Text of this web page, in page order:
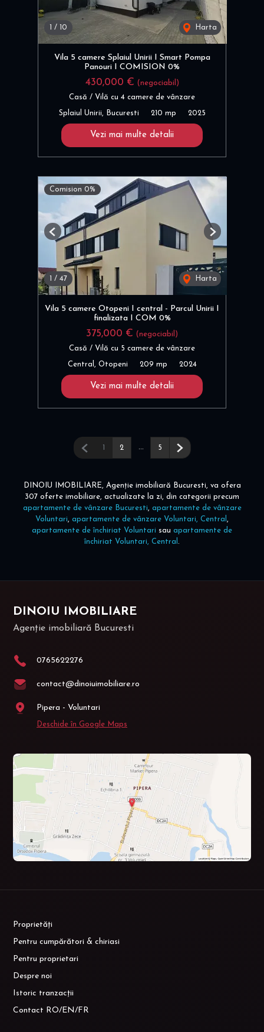
/ 10 Harta
Vila 5 camere Splaiul Unirii I Smart Pompa
Panouri I COMISION 0%
430,000 € (negociabil)
Casă / Vilă cu 4 camere de vânzare
Splaiul Unirii, Bucuresti 210 mp 2025
Vezi mai multe detalii
Comision 0%
1 / 47 Harta
Previous Next
Vila 5 camere Otopeni I central - Parcul Unirii I
finalizata I COM 0%
375,000 € (negociabil)
Casă / Vilă cu 5 camere de vânzare
Central, Otopeni 209 mp 2024
Vezi mai multe detalii
Pagina anterioară
1 2 ... 5 Pagina următoare
DINOIU IMOBILIARE, Agenție imobiliară Bucuresti, va ofera
307 oferte imobiliare, actualizate la zi, din categorii precum
apartamente de vânzare Bucuresti, apartamente de vânzare
Voluntari, apartamente de vânzare Voluntari, Central ,
apartamente de închiriat Voluntari sau apartamente de
închiriat Voluntari, Central .
DINOIU IMOBILIARE
Agenție imobiliară Bucuresti
0765622276
contact@dinoiuimobiliare.ro
Pipera - Voluntari
Deschide în Google Maps
Proprietăți
Pentru cumpărători & chiriasi
Pentru proprietari
Despre noi
Istoric tranzacții
Contact RO/EN/FR